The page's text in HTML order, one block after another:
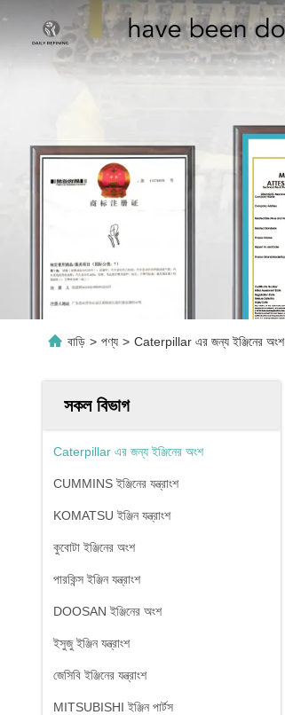
বাড়ি > পণ্য > Caterpillar এর জন্য ইঞ্জিনের অংশ
সকল বিভাগ
Caterpillar এর জন্য ইঞ্জিনের অংশ
CUMMINS ইঞ্জিনের যন্ত্রাংশ
KOMATSU ইঞ্জিন যন্ত্রাংশ
কুবোটা ইঞ্জিনের অংশ
পারকিন্স ইঞ্জিন যন্ত্রাংশ
DOOSAN ইঞ্জিনের অংশ
ইসুজু ইঞ্জিন যন্ত্রাংশ
জেসিবি ইঞ্জিনের যন্ত্রাংশ
MITSUBISHI ইঞ্জিন পার্টস